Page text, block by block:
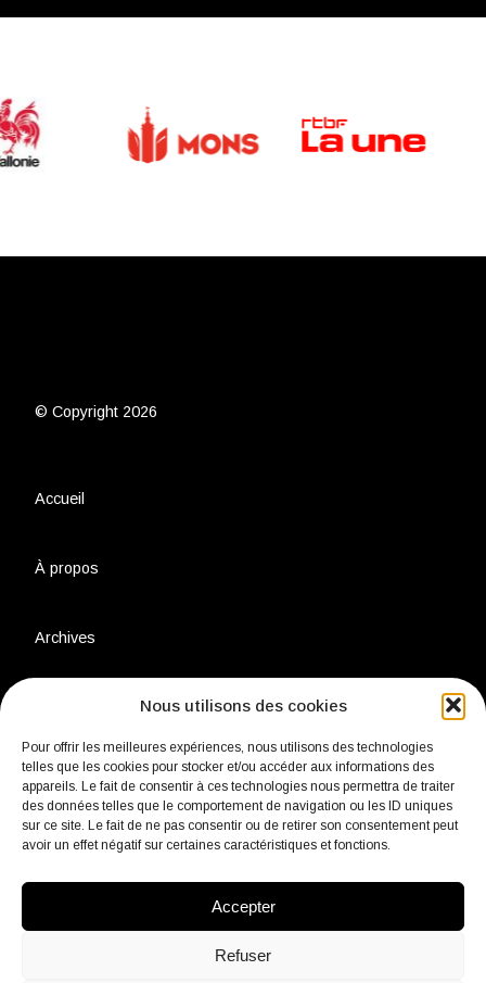
Nous utilisons des cookies
Pour offrir les meilleures expériences, nous utilisons des technologies
telles que les cookies pour stocker et/ou accéder aux informations des
appareils. Le fait de consentir à ces technologies nous permettra de traiter
des données telles que le comportement de navigation ou les ID uniques
sur ce site. Le fait de ne pas consentir ou de retirer son consentement peut
avoir un effet négatif sur certaines caractéristiques et fonctions.
Accepter
Refuser
© Copyright 2026
Accueil
À propos
Archives
Charte environnementale
Politique de confidentialité
Mentions légales